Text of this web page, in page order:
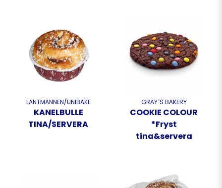
LANTMÄNNEN/UNIBAKE
KANELBULLE
TINA/SERVERA
GRAY´S BAKERY
COOKIE COLOUR
*Fryst
tina&servera